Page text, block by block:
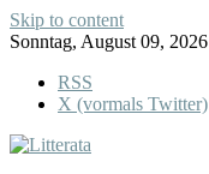
Skip to content
Sonntag, August 09, 2026
RSS
X (vormals Twitter)